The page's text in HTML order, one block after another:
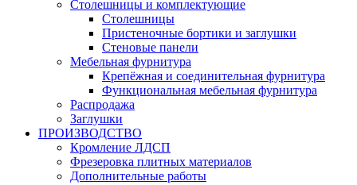
Столешницы и комплектующие
Столешницы
Пристеночные бортики и заглушки
Стеновые панели
Мебельная фурнитура
Крепёжная и соединительная фурнитура
Функциональная мебельная фурнитура
Распродажа
Заглушки
ПРОИЗВОДСТВО
Кромление ЛДСП
Фрезеровка плитных материалов
Дополнительные работы